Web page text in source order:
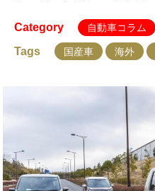
Category 自動車コラム
Tags 国産車 海外